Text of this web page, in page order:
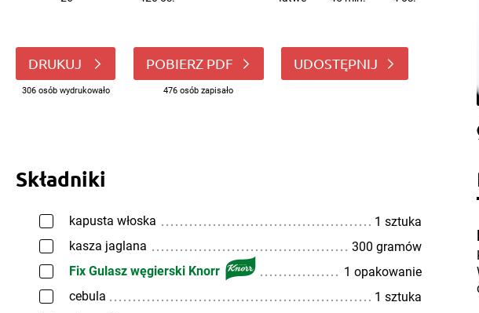
DRUKUJ
306 osób wydrukowało
POBIERZ PDF
476 osób zapisało
UDOSTĘPNIJ
Składniki
kapusta włoska
1 sztuka
kasza jaglana
300 gramów
Fix Gulasz węgierski Knorr
1 opakowanie
cebula
1 sztuka